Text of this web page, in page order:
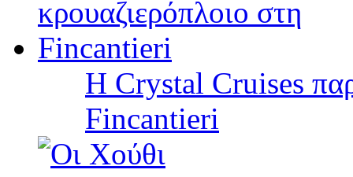
Η Crystal Cruises
Fincantieri